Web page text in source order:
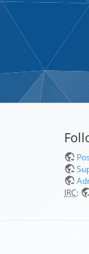
IRC: